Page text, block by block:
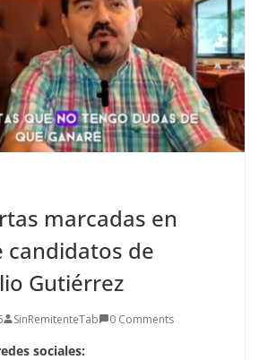
marcadas en
candidatos de
Gutiérrez
SinRemitenteTab 0 Comments
sociales: